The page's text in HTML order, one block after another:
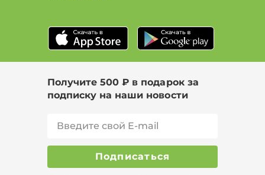
Получите 500 ₽ в подарок за
подписку на наши новости
Подписаться